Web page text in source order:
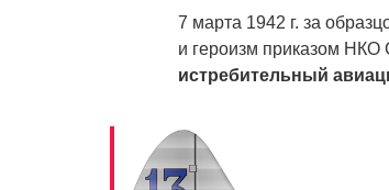
7 марта 1942 г. за
и героизм приказом
истребительный